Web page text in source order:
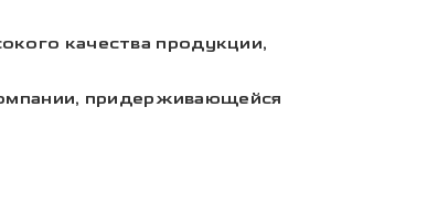
качества продукции,
придерживающейся